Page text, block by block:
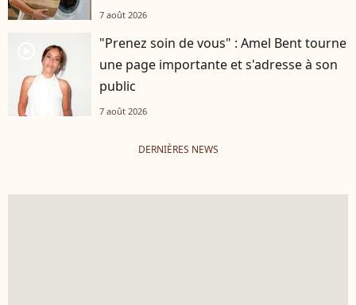
7 août 2026
"Prenez soin de vous" : Amel Bent tourne
une page importante et s'adresse à son
public
7 août 2026
DERNIÈRES NEWS